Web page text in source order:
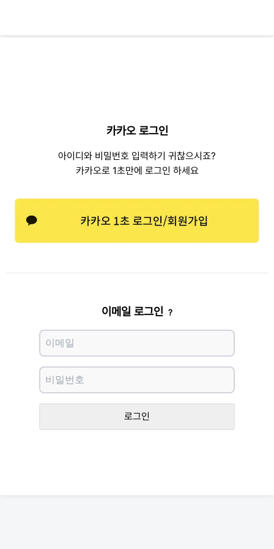
카카오 로그인
아이디와 비밀번호 입력하기 귀찮으시죠?
카카오로 1초만에 로그인 하세요
이메일 로그인 ?
로그인